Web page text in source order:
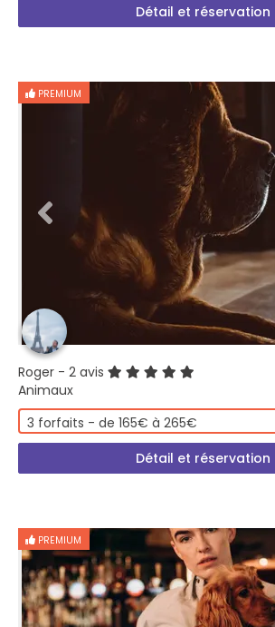
Détail et réservation
PREMIUM
Roger - 2 avis
Animaux
3 forfaits - de 165€ à 265€
Détail et réservation
PREMIUM